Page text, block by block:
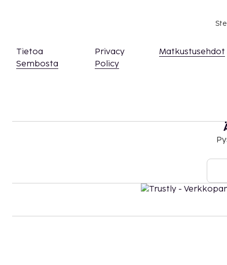
Tietoa
Sembosta
Privacy
Policy
Matkustusehdot